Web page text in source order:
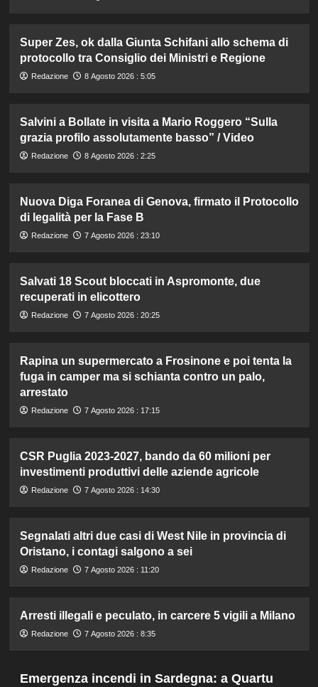
Super Zes, ok dalla Giunta Schifani allo schema di
protocollo tra Consiglio dei Ministri e Regione
Redazione 8 Agosto 2026 : 5:05
Salvini a Bollate in visita a Mario Roggero “Sulla
grazia profilo assolutamente basso” / Video
Redazione 8 Agosto 2026 : 2:25
Nuova Diga Foranea di Genova, firmato il Protocollo
di legalità per la Fase B
Redazione 7 Agosto 2026 : 23:10
Salvati 18 Scout bloccati in Aspromonte, due
recuperati in elicottero
Redazione 7 Agosto 2026 : 20:25
Rapina un supermercato a Frosinone e poi tenta la
fuga in camper ma si schianta contro un palo,
arrestato
Redazione 7 Agosto 2026 : 17:15
CSR Puglia 2023-2027, bando da 60 milioni per
investimenti produttivi delle aziende agricole
Redazione 7 Agosto 2026 : 14:30
Segnalati altri due casi di West Nile in provincia di
Oristano, i contagi salgono a sei
Redazione 7 Agosto 2026 : 11:20
Arresti illegali e peculato, in carcere 5 vigili a Milano
Redazione 7 Agosto 2026 : 8:35
Emergenza incendi in Sardegna: a Quartu